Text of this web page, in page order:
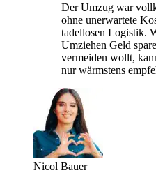
Der Umzug war
ohne unerwartete
tadellosen Logistik.
Umziehen Geld
vermeiden wollt,
nur wärmstens
Nicol Bauer